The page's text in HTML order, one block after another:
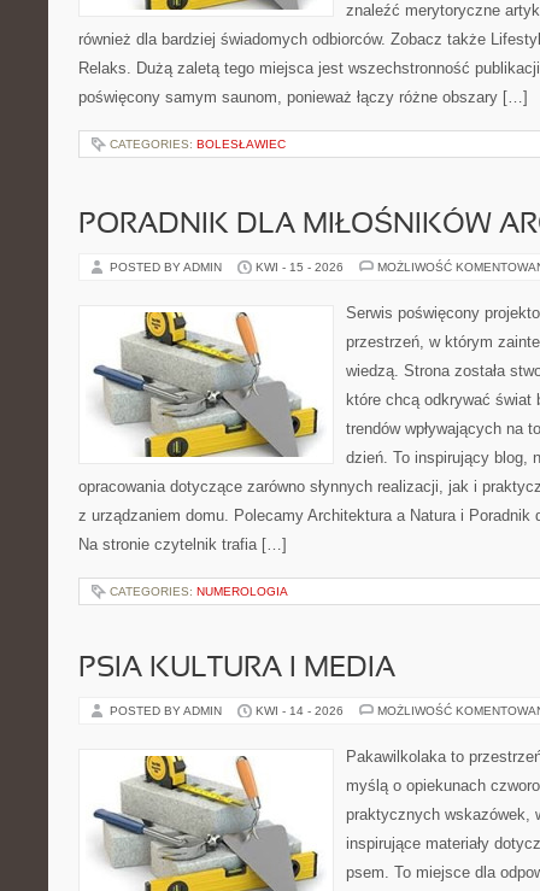
znaleźć merytoryczne
również dla bardziej świadomych odbiorców. Zobacz także
Relaks. Dużą zaletą tego miejsca jest wszechstronność
poświęcony samym saunom, ponieważ łączy różne obszary […]
CATEGORIES: BOLESŁAWIEC
PORADNIK DLA MIŁOŚNIKÓW
POSTED BY ADMIN KWI - 15 - 2026 MOŻLIWOŚĆ
Serwis poświęcony
przestrzeń, w którym
wiedzą. Strona została
które chcą odkrywać świat
trendów wpływających na
dzień. To inspirujący blog,
opracowania dotyczące zarówno słynnych realizacji, jak i
z urządzaniem domu. Polecamy Architektura a Natura i Poradnik
Na stronie czytelnik trafia […]
CATEGORIES: NUMEROLOGIA
PSIA KULTURA I MEDIA
POSTED BY ADMIN KWI - 14 - 2026 MOŻLIWOŚĆ
Pakawilkolaka to
myślą o opiekunach
praktycznych wskazówek,
inspirujące materiały
psem. To miejsce dla